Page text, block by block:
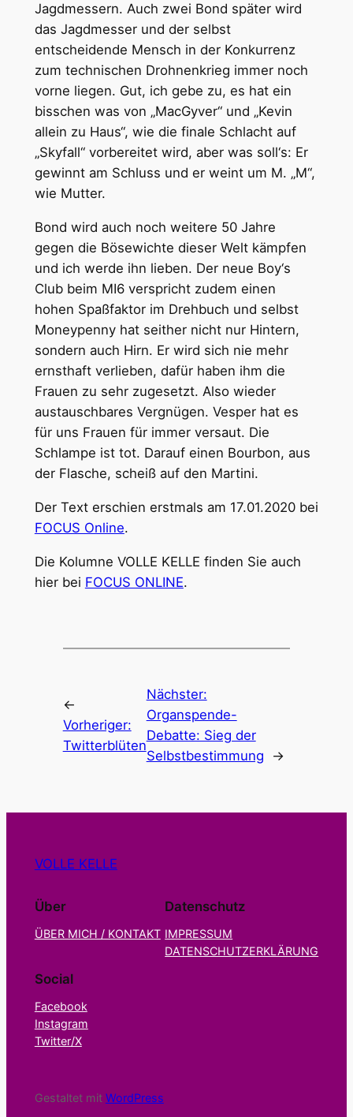
Jagdmessern. Auch zwei Bond später wird
das Jagdmesser und der selbst
entscheidende Mensch in der Konkurrenz
zum technischen Drohnenkrieg immer noch
vorne liegen. Gut, ich gebe zu, es hat ein
bisschen was von „MacGyver“ und „Kevin
allein zu Haus“, wie die finale Schlacht auf
„Skyfall“ vorbereitet wird, aber was soll‘s: Er
gewinnt am Schluss und er weint um M. „M“,
wie Mutter.
Bond wird auch noch weitere 50 Jahre
gegen die Bösewichte dieser Welt kämpfen
und ich werde ihn lieben. Der neue Boy‘s
Club beim MI6 verspricht zudem einen
hohen Spaßfaktor im Drehbuch und selbst
Moneypenny hat seither nicht nur Hintern,
sondern auch Hirn. Er wird sich nie mehr
ernsthaft verlieben, dafür haben ihm die
Frauen zu sehr zugesetzt. Also wieder
austauschbares Vergnügen. Vesper hat es
für uns Frauen für immer versaut. Die
Schlampe ist tot. Darauf einen Bourbon, aus
der Flasche, scheiß auf den Martini.
Der Text erschien erstmals am 17.01.2020 bei
FOCUS Online.
Die Kolumne VOLLE KELLE finden Sie auch
hier bei FOCUS ONLINE.
←
Vorheriger:
Twitterblüten
Nächster:
Organspende-
Debatte: Sieg der
Selbstbestimmung
→
VOLLE KELLE
Über
ÜBER MICH / KONTAKT
Datenschutz
IMPRESSUM
DATENSCHUTZERKLÄRUNG
Social
Facebook
Instagram
Twitter/X
Gestaltet mit WordPress